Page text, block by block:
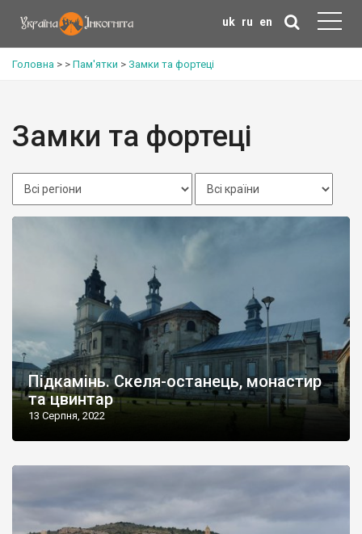
uk ru en
Головна > > Пам'ятки > Замки та фортеці
Замки та фортеці
Підкамінь. Скеля-останець, монастир
та цвинтар
13 Серпня, 2022